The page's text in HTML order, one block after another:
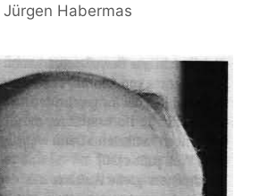
Jürgen Habermas